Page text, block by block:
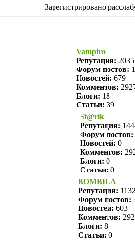
Зарегистрировано
Vampiro
Репутация:
Форум постов:
Новостей: 679
Комментов:
Блоги: 18
Статьи: 39
St@rik
Репутация:
Форум постов:
Новостей: 0
Комментов:
Блоги: 0
Статьи: 0
BOMBILA
Репутация:
Форум постов:
Новостей: 603
Комментов:
Блоги: 8
Статьи: 0